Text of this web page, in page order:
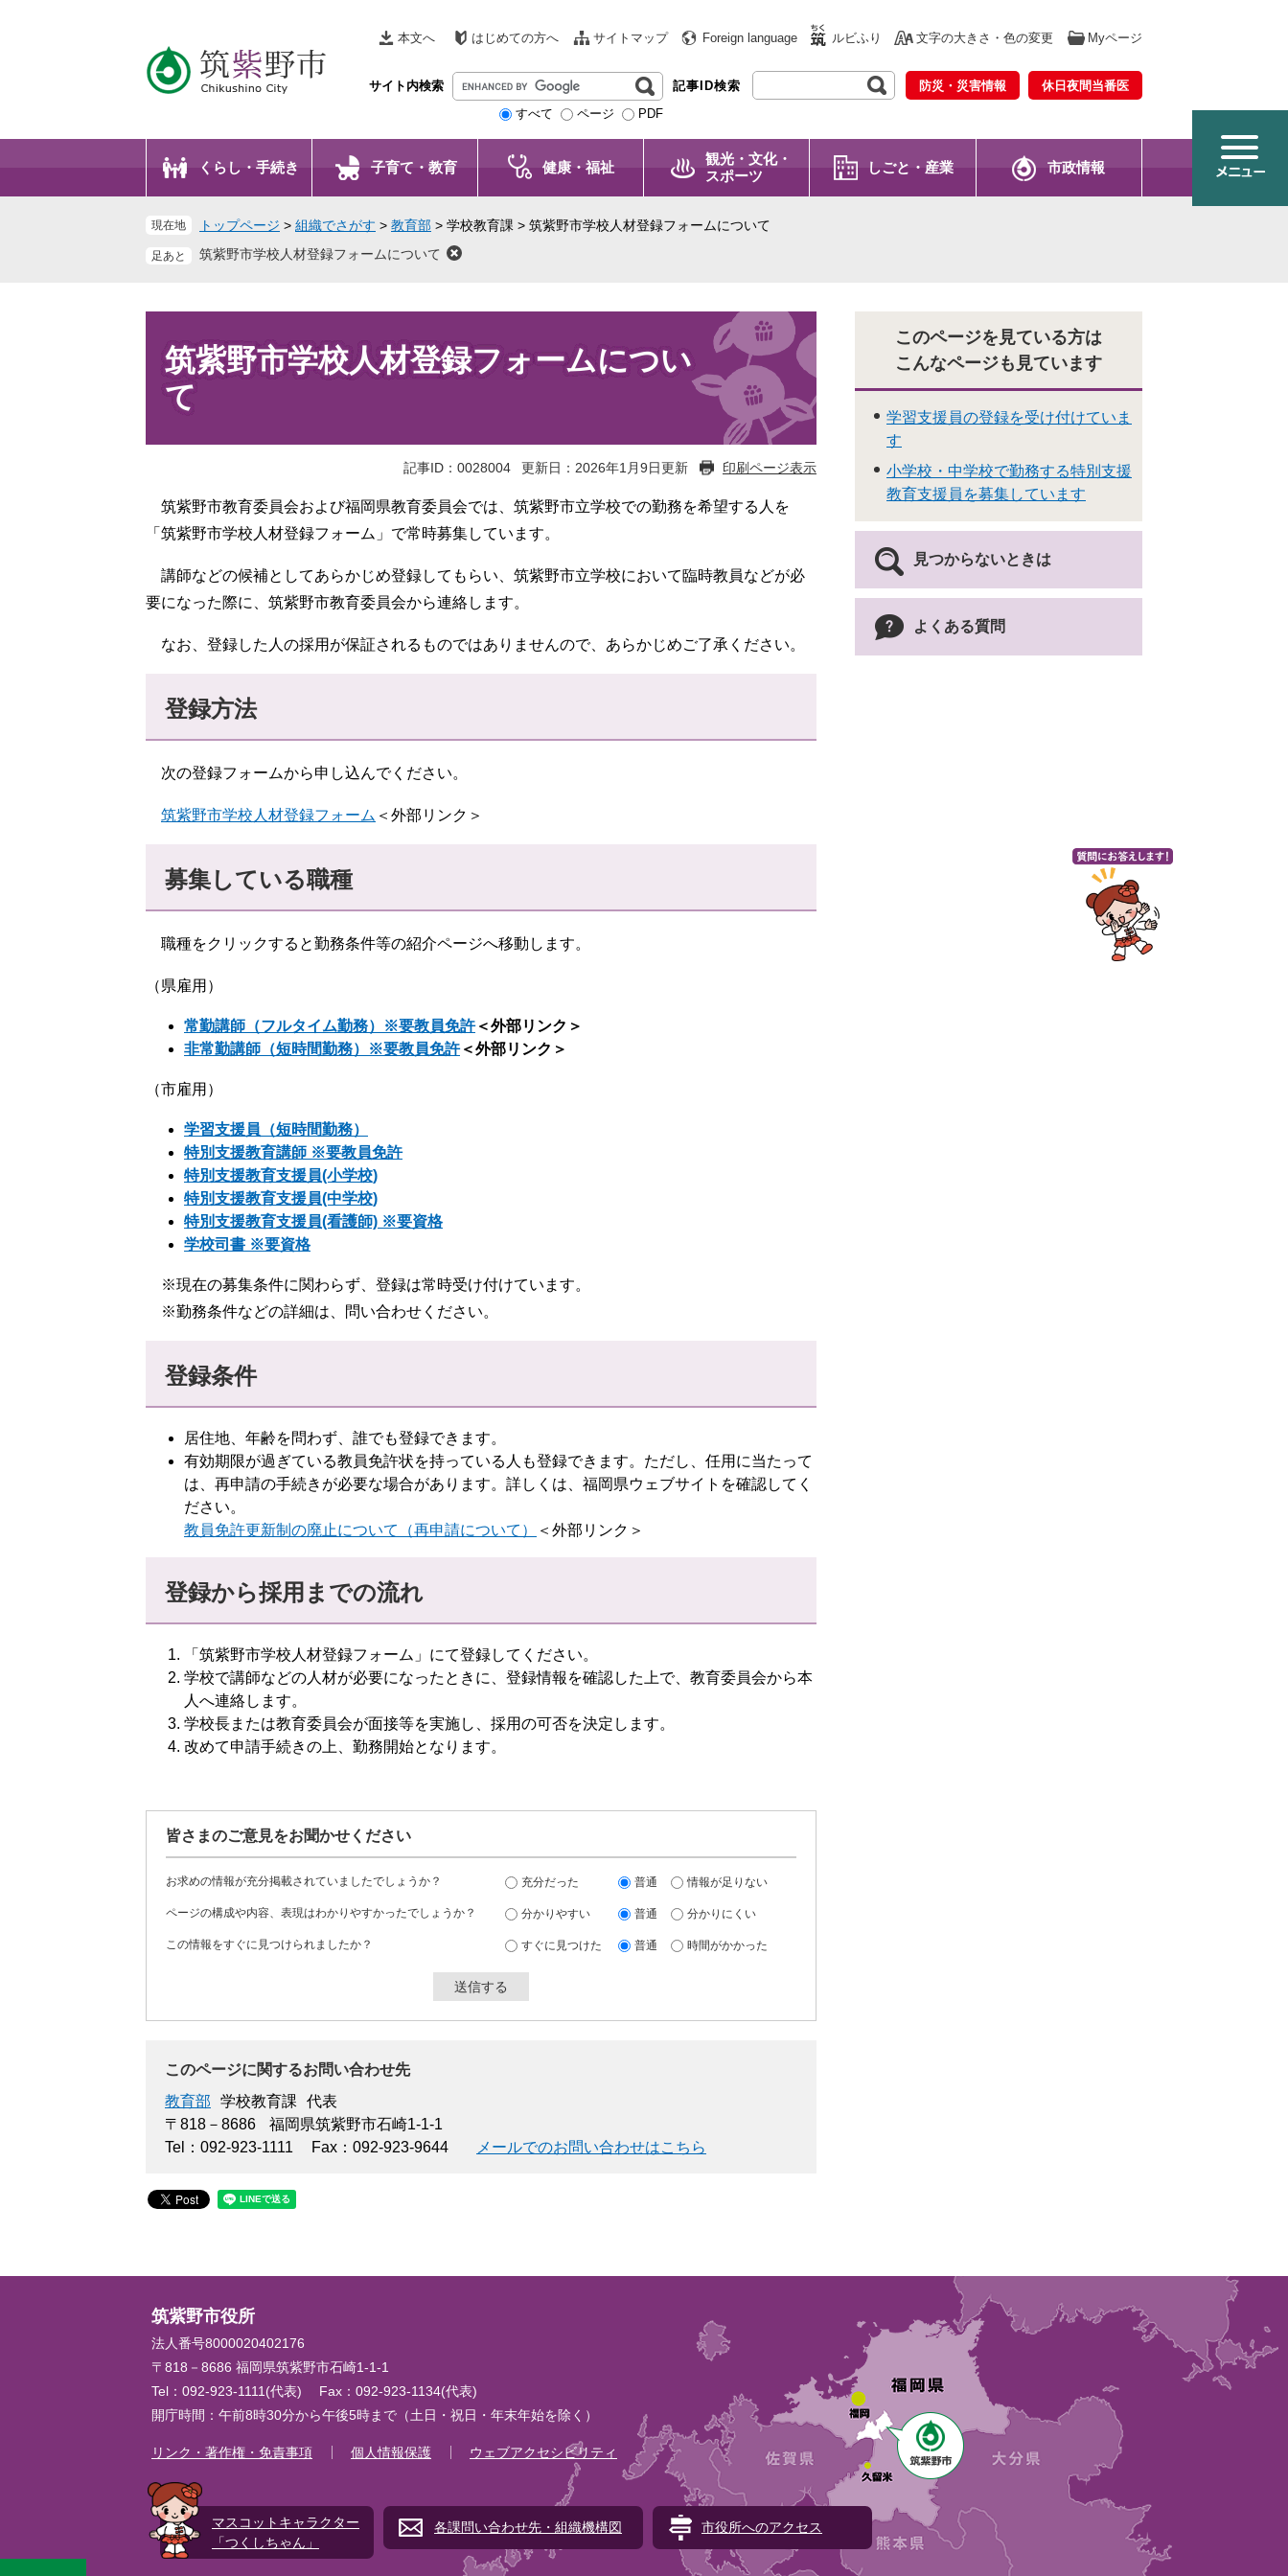
。
て
本文へ はじめての方へ サイトマップ Foreign language ルビふり 文字の大きさ・色の変更 Myページ
サイト内検索
G
o
l
ス
タ
索
すべて ページ PDF
記事ID検索 防災・災害情報 休日夜間当番医
くらし・手続き 子育て・教育 健康・福祉
観光・文化・
スポーツ
しごと・産業 市政情報
現在地 トップページ > 組織でさがす > 教育部 > 学校教育課 > 筑紫野市学校人材登録フォームについて
筑紫野市学校人材登録フォームについて
筑紫野市学校人材登録フォームについ
て
記事ID：0028004 更新日：2026年1月9日更新 印刷ページ表示
筑紫野市教育委員会および福岡県教育委員会では、筑紫野市立学校での勤務を希望する人を
「筑紫野市学校人材登録フォーム」で常時募集しています。
講師などの候補としてあらかじめ登録してもらい、筑紫野市立学校において臨時教員などが必
要になった際に、筑紫野市教育委員会から連絡します。
なお、登録した人の採用が保証されるものではありませんので、あらかじめご了承ください。
登録方法
次の登録フォームから申し込んでください。
筑紫野市学校人材登録フォーム ＜外部リンク＞
募集している職種
職種をクリックすると勤務条件等の紹介ページへ移動します。
（県雇用）
常勤講師（フルタイム勤務）※要教員免許＜外部リンク＞
非常勤講師（短時間勤務）※要教員免許＜外部リンク＞
（市雇用）
学習支援員（短時間勤務）
特別支援教育講師 ※要教員免許
特別支援教育支援員(小学校)
特別支援教育支援員(中学校)
特別支援教育支援員(看護師) ※要資格
学校司書 ※要資格
※現在の募集条件に関わらず、登録は常時受け付けています。
※勤務条件などの詳細は、問い合わせください。
登録条件
居住地、年齢を問わず、誰でも登録できます。
有効期限が過ぎている教員免許状を持っている人も登録できます。ただし、任用に当たって
は、再申請の手続きが必要な場合があります。詳しくは、福岡県ウェブサイトを確認してく
ださい。
教員免許更新制の廃止について（再申請について）
＜外部リンク＞
登録から採用までの流れ
「筑紫野市学校人材登録フォーム」にて登録してください。
学校で講師などの人材が必要になったときに、登録情報を確認した上で、教育委員会から本
人へ連絡します。
学校長または教育委員会が面接等を実施し、採用の可否を決定します。
改めて申請手続きの上、勤務開始となります。
皆さまのご意見をお聞かせください
お求めの情報が充分掲載されていましたでしょうか？ 充分だった 普通 情報が足りない
ページの構成や内容、表現はわかりやすかったでしょうか？ 分かりやすい 普通 分かりにくい
この情報をすぐに見つけられましたか？ すぐに見つけた 普通 時間がかかった
このページに関するお問い合わせ先
教育部
学校教育課
代表
〒818－8686
福岡県筑紫野市石崎1-1-1
Tel：092-923-1111
Fax：092-923-9644 メールでのお問い合わせはこちら
このページを見ている方は
こんなページも見ています
学習支援員の登録を受け付けていま
す
小学校・中学校で勤務する特別支援
教育支援員を募集しています
見つからないときは
よくある質問
筑紫野市役所
法人番号8000020402176
〒818－8686 福岡県筑紫野市石崎1-1-1
Tel：092-923-1111(代表)
Fax：092-923-1134(代表)
開庁時間：午前8時30分から午後5時まで（土日・祝日・年末年始を除く）
リンク・著作権・免責事項 個人情報保護 ウェブアクセシビリティ
マスコットキャラクター
「つくしちゃん」
各課問い合わせ先・組織機構図 市役所へのアクセス